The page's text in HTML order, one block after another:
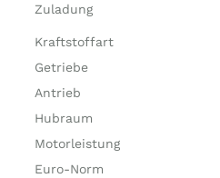
Zuladung
Kraftstoffart
Getriebe
Antrieb
Hubraum
Motorleistung
Euro-Norm